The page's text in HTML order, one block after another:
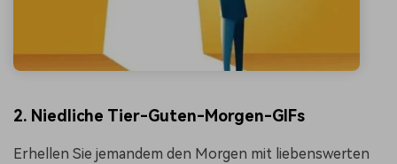
2. Niedliche Tier-Guten-Morgen-GIFs
Erhellen Sie jemandem den Morgen mit liebenswerten